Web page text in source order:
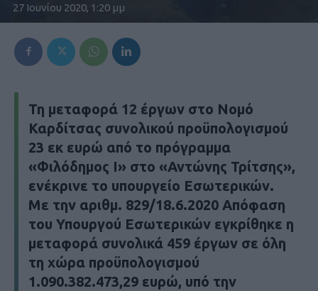
27 Ιουνίου 2020, 1:20 μμ
Τη μεταφορά 12 έργων στο Νομό
Καρδίτσας συνολικού προϋπολογισμού
23 εκ ευρώ από το πρόγραμμα
«Φιλόδημος Ι» στο «Αντώνης Τρίτσης»,
ενέκρινε το υπουργείο Εσωτερικών.
Με την αριθμ. 829/18.6.2020 Απόφαση
του Υπουργού Εσωτερικών εγκρίθηκε η
μεταφορά συνολικά 459 έργων σε όλη
τη χώρα προϋπολογισμού
1.090.382.473,29 ευρώ, υπό την